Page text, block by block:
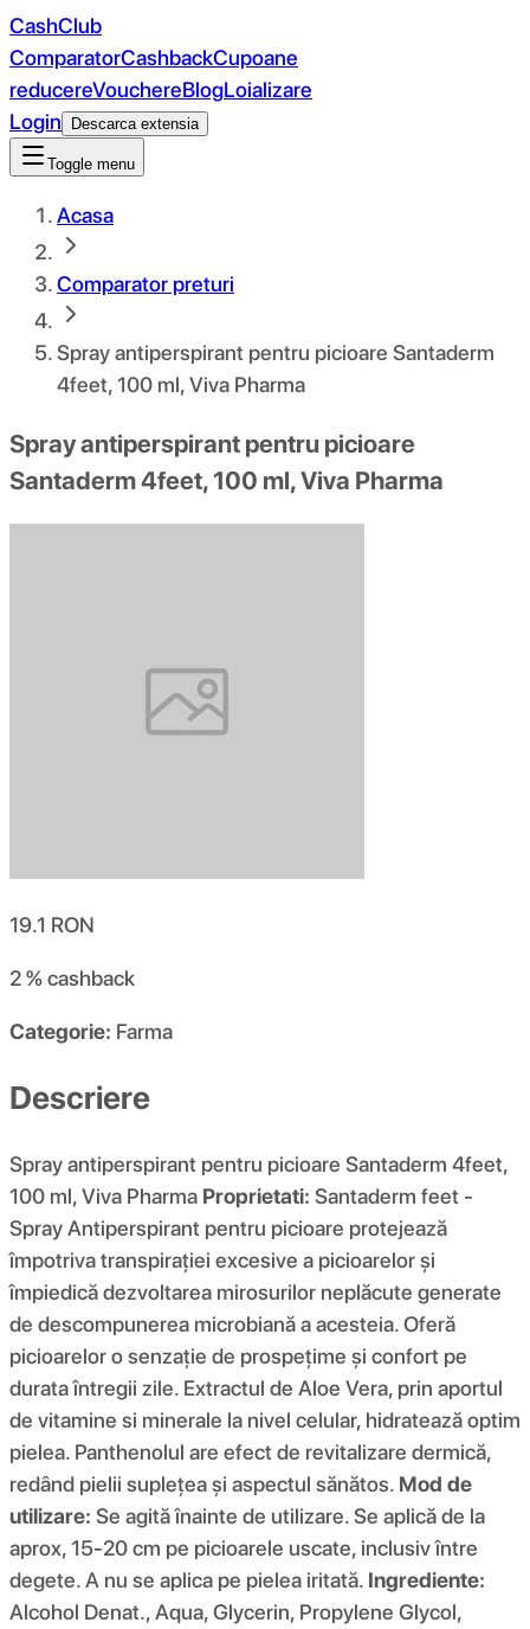
CashClub
ComparatorCashbackCupoane
reducereVouchereBlogLoializare
Login
Descarca extensia
Toggle menu
Acasa
Comparator preturi
Spray antiperspirant pentru picioare Santaderm
4feet, 100 ml, Viva Pharma
Spray antiperspirant pentru picioare
Santaderm 4feet, 100 ml, Viva Pharma
19.1 RON
2 %cashback
Categorie: Farma
Descriere
Spray antiperspirant pentru picioare Santaderm 4feet,
100 ml, Viva Pharma Proprietati: Santaderm feet -
Spray Antiperspirant pentru picioare protejează
împotriva transpiraţiei excesive a picioarelor şi
împiedică dezvoltarea mirosurilor neplăcute generate
de descompunerea microbiană a acesteia. Oferă
picioarelor o senzaţie de prospeţime şi confort pe
durata întregii zile. Extractul de Aloe Vera, prin aportul
de vitamine si minerale la nivel celular, hidratează optim
pielea. Panthenolul are efect de revitalizare dermică,
redând pielii supleţea şi aspectul sănătos. Mod de
utilizare: Se agită înainte de utilizare. Se aplică de la
aprox, 15-20 cm pe picioarele uscate, inclusiv între
degete. A nu se aplica pe pielea iritată. Ingrediente:
Alcohol Denat., Aqua, Glycerin, Propylene Glycol,